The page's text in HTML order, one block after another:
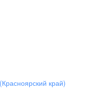
край)